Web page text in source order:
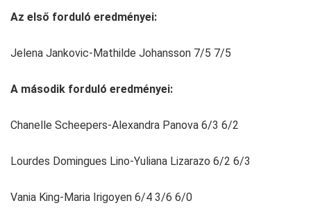
Az első forduló eredményei:
Jelena Jankovic-Mathilde Johansson 7/5 7/5
A második forduló eredményei:
Chanelle Scheepers-Alexandra Panova 6/3 6/2
Lourdes Domingues Lino-Yuliana Lizarazo 6/2 6/3
Vania King-Maria Irigoyen 6/4 3/6 6/0